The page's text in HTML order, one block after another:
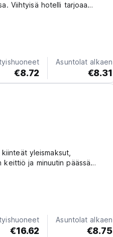
Viihtyisä hotelli tarjoaa
(Auto-translated from
€8.72
Asuntolat alkaen
€8.31
yleismaksut,
keittiö ja minuutin päässä
€16.62
Asuntolat alkaen
€8.75